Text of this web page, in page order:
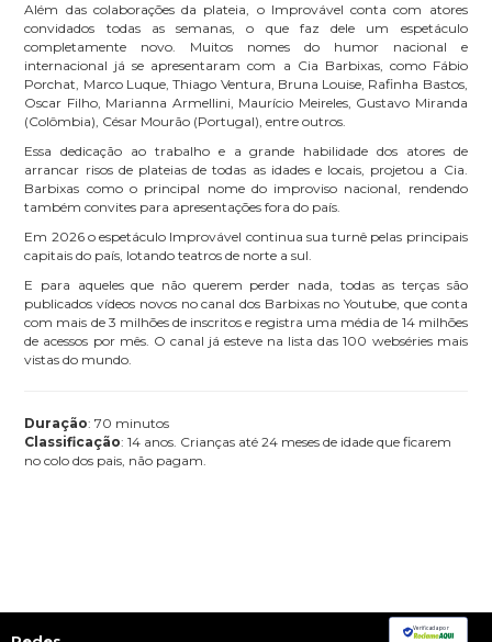
Além das colaborações da plateia, o Improvável conta com atores
convidados todas as semanas, o que faz dele um espetáculo
completamente novo. Muitos nomes do humor nacional e
internacional já se apresentaram com a Cia Barbixas, como Fábio
Porchat, Marco Luque, Thiago Ventura, Bruna Louise, Rafinha Bastos,
Oscar Filho, Marianna Armellini, Maurício Meireles, Gustavo Miranda
(Colômbia), César Mourão (Portugal), entre outros.
Essa dedicação ao trabalho e a grande habilidade dos atores de
arrancar risos de plateias de todas as idades e locais, projetou a Cia.
Barbixas como o principal nome do improviso nacional, rendendo
também convites para apresentações fora do país.
Em 2026 o espetáculo Improvável continua sua turnê pelas principais
capitais do país, lotando teatros de norte a sul.
E para aqueles que não querem perder nada, todas as terças são
publicados vídeos novos no canal dos Barbixas no Youtube, que conta
com mais de 3 milhões de inscritos e registra uma média de 14 milhões
de acessos por mês. O canal já esteve na lista das 100 webséries mais
vistas do mundo.
Duração: 70 minutos
Classificação: 14 anos. Crianças até 24 meses de idade que ficarem
no colo dos pais, não pagam.
Verificada por